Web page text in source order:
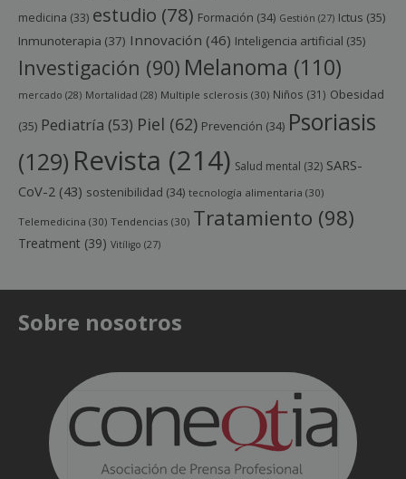
medicina (33) estudio (78) Formación (34) Gestión (27) Ictus (35)
Inmunoterapia (37) Innovación (46) Inteligencia artificial (35)
Investigación (90) Melanoma (110)
mercado (28) Mortalidad (28) Multiple sclerosis (30) Niños (31) Obesidad
(35) Pediatría (53) Piel (62) Prevención (34) Psoriasis
(129) Revista (214) Salud mental (32) SARS-
CoV-2 (43) sostenibilidad (34) tecnología alimentaria (30)
Telemedicina (30) Tendencias (30) Tratamiento (98)
Treatment (39) Vitíligo (27)
Sobre nosotros